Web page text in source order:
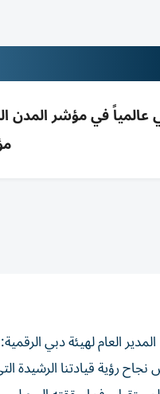
عالمياً في مؤشر
العام لهيئة دبي
رؤية قيادتنا الرشيدة